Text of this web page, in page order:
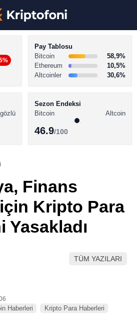
Youtube
TikTok
Pay Tablosu
Bitcoin
58,9%
Ethereum
10,5%
Altcoinler
30,6%
Sezon Endeksi
Bitcoin
Altcoin
46.9/100
Finans
Kripto Para
Yasakladı
TÜM YAZILARI
Haberleri Kripto Para Haberleri